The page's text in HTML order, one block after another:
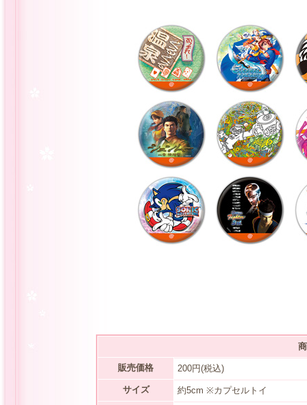
販売価格 200円(税込)
サイズ 約5cm ※カプセルトイ